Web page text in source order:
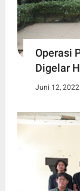
Operasi
Digelar
Juni 12, 2022